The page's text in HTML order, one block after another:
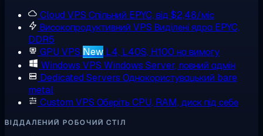
Cloud VPS Спільний EPYC, від $2,48/міс
Високопродуктивний VPS Виділені ядра EPYC,
DDR5
GPU VPS New L4, L40S, H100 на вимогу
Windows VPS Windows Server, повний адмін
Dedicated Servers Однокористувацький bare
metal
Custom VPS Оберіть CPU, RAM, диск під себе
ВІДДАЛЕНИЙ РОБОЧИЙ СТІЛ